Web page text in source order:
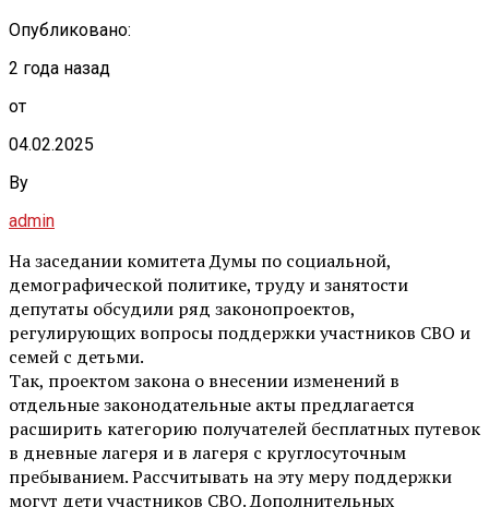
Опубликовано:
2 года назад
от
04.02.2025
By
admin
На заседании комитета Думы по социальной,
демографической политике, труду и занятости
депутаты обсудили ряд законопроектов,
регулирующих вопросы поддержки участников СВО и
семей с детьми.
Так, проектом закона о внесении изменений в
отдельные законодательные акты предлагается
расширить категорию получателей бесплатных путевок
в дневные лагеря и в лагеря с круглосуточным
пребыванием. Рассчитывать на эту меру поддержки
могут дети участников СВО. Дополнительных